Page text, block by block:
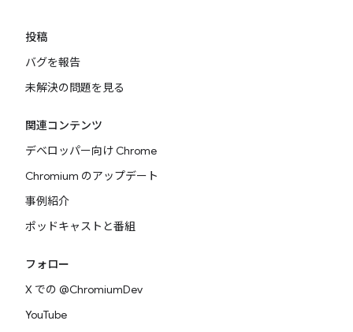
投稿
バグを報告
未解決の問題を見る
関連コンテンツ
デベロッパー向け Chrome
Chromium のアップデート
事例紹介
ポッドキャストと番組
フォロー
X での @ChromiumDev
YouTube